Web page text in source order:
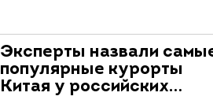
Эксперты назвали
популярные курорты
Китая у российских…